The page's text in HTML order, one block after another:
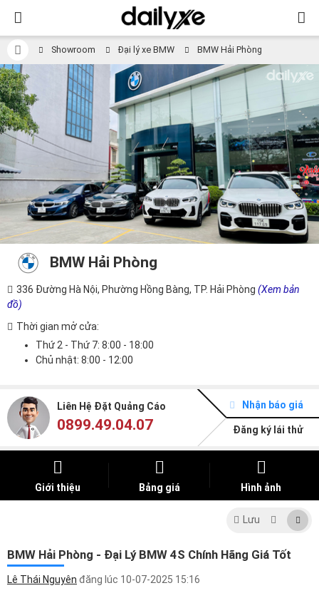
Showroom Đại lý xe BMW BMW Hải Phòng
BMW Hải Phòng
336 Đường Hà Nội, Phường Hồng Bàng, TP. Hải Phòng (Xem bản
đồ)
Thời gian mở cửa:
Thứ 2 - Thứ 7: 8:00 - 18:00
Chủ nhật: 8:00 - 12:00
Liên Hệ Đặt Quảng Cáo
0899.49.04.07
Nhận báo giá
Đăng ký lái thử
Giới thiệu Bảng giá Hình ảnh
Lưu
BMW Hải Phòng - Đại Lý BMW 4S Chính Hãng Giá Tốt
Lê Thái Nguyên đăng lúc 10-07-2025 15:16